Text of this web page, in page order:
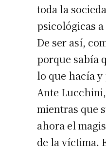
toda la
psicológicas
De ser así,
porque sabía
lo que hacía
Ante
mientras que
ahora el
de la víctima.